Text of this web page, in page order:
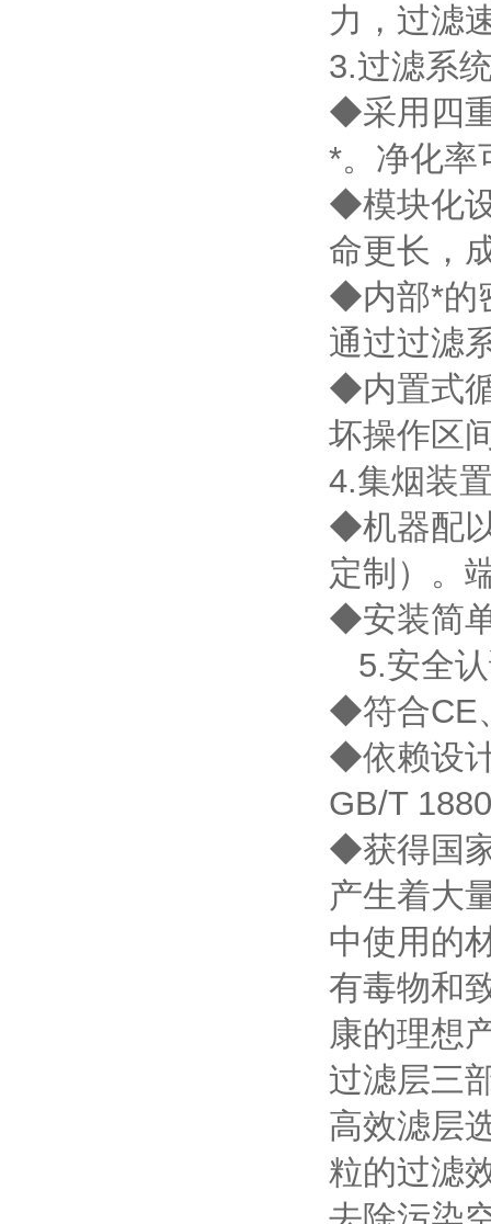
力，过滤
3.过滤系
◆采用四
*。净化率
◆模块化
命更长，
◆内部*的
通过过滤
◆内置式
坏操作区
4.集烟装
◆机器配
定制）。
◆安装简
5.安全
◆符合CE
◆依赖设
GB/T
◆获得国
产生着大
中使用的
有毒物和
康的理想
过滤层三
高效滤层
粒的过滤